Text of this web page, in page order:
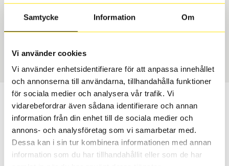
Samtycke Information Om
Vi använder cookies
Vi använder enhetsidentifierare för att anpassa innehållet
och annonserna till användarna, tillhandahålla funktioner
för sociala medier och analysera vår trafik. Vi
vidarebefordrar även sådana identifierare och annan
information från din enhet till de sociala medier och
annons- och analysföretag som vi samarbetar med.
Dessa kan i sin tur kombinera informationen med annan
information som du har tillhandahållit eller som de har
Däcktyp
Sommar
Däckstorlek
265/40 R 19 98Y
2643
Passar detta däck min bil?
Ange registreringsnummer för att se om det däck du
valt passar din bilmodell. Om du köper däck som skall
sättas på dina befintliga fälgar, se till att kolla en extra